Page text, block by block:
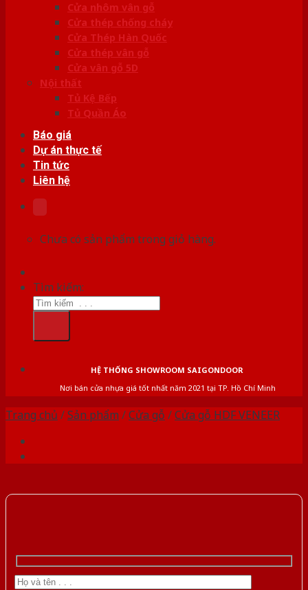
Cửa nhôm vân gỗ
Cửa thép chống cháy
Cửa Thép Hàn Quốc
Cửa thép vân gỗ
Cửa vân gỗ 5D
Nội thất
Tủ Kệ Bếp
Tủ Quần Áo
Báo giá
Dự án thực tế
Tin tức
Liên hệ
Chưa có sản phẩm trong giỏ hàng.
Tìm kiếm:
HỆ THỐNG SHOWROOM SAIGONDOOR
Nơi bán cửa nhựa giá tốt nhất năm 2021 tại TP. Hồ Chí Minh
Trang chủ /Sản phẩm /Cửa gỗ /Cửa gỗ HDF VENEER